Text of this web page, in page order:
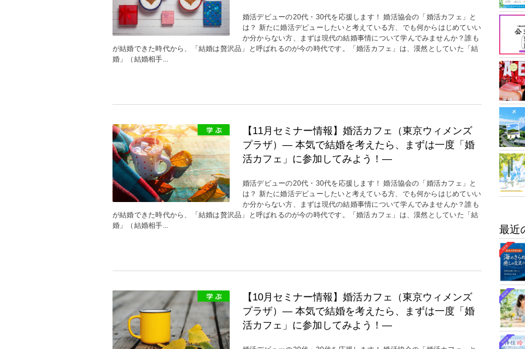
婚活デビューの20代・30代を応援します！ 婚活協会の「婚活カフェ」と
は？ 新たに婚活デビューしたいと考えている方、でも何からはじめていい
か分からない方、まずは現代の結婚事情について学んでみませんか？誰も
が結婚できた時代から、「結婚は贅沢品」と呼ばれるのが今の時代です。「婚活カフェ」は、漠然としていた「結
婚」（結婚相手...
【11月セミナー情報】婚活カフェ（東京ウィメンズ
プラザ）― 本気で結婚を考えたら、まずは一度「婚
活カフェ」に参加してみよう！―
婚活デビューの20代・30代を応援します！ 婚活協会の「婚活カフェ」と
は？ 新たに婚活デビューしたいと考えている方、でも何からはじめていい
か分からない方、まずは現代の結婚事情について学んでみませんか？誰も
が結婚できた時代から、「結婚は贅沢品」と呼ばれるのが今の時代です。「婚活カフェ」は、漠然としていた「結
婚」（結婚相手...
【10月セミナー情報】婚活カフェ（東京ウィメンズ
プラザ）― 本気で結婚を考えたら、まずは一度「婚
活カフェ」に参加してみよう！―
最近